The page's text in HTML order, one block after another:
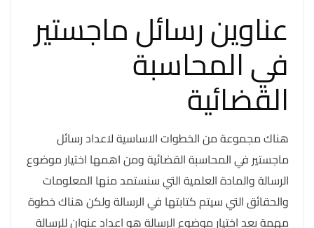
عناوين رسائل ماجستير
في المحاسبة
القضائية
هناك مجموعة من الخطوات الاساسية لاعداد رسائل
ماجستير في المحاسبة القضائية ومن اهمها اختيار موضوع
الرسالة والمادة العلمية التي سنستمد منها المعلومات
والحقائق التي سيتم كتابتها في الرسالة ولكن هناك خطوة
مهمة بعد اختيار موضوع الرسالة هو اعداد عنوان للرسالة